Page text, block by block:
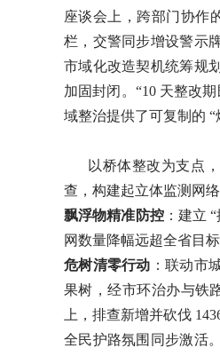
座谈会上，跨部门协作
栏，交警同步增设警示
市域化改造契机统筹规
加固封闭。“10 天整改
域整治提供了可复制的 “
以桥体整改为支点，
查，构建起立体监测网
飘浮物精准防控：建立
网数量降幅远超全省目标
危树清零行动 ：联动市
果树，经市环治办与铁
上，排查新增并砍伐
全民护路氛围同步激活